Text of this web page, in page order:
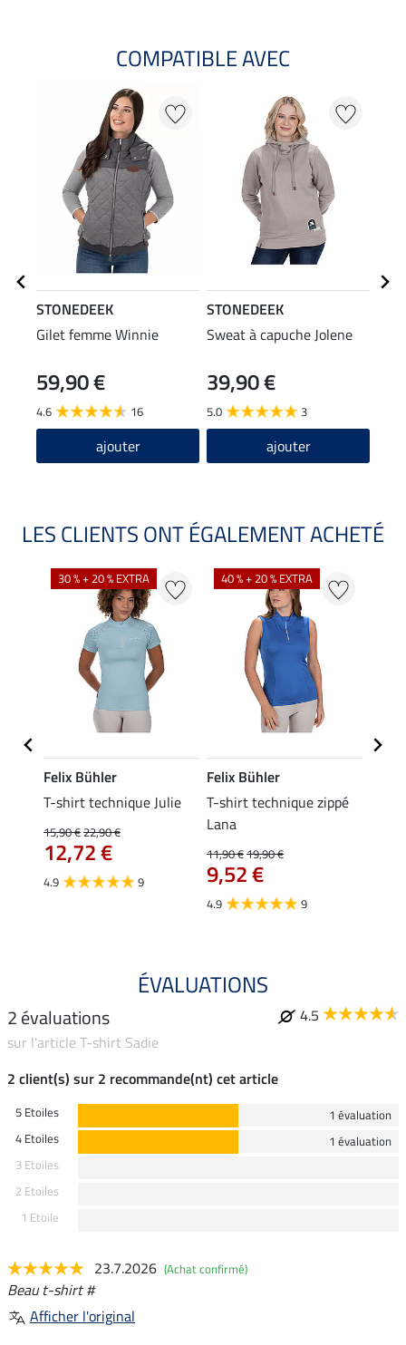
COMPATIBLE AVEC
STONEDEEK
Gilet femme Winnie
59,90 €
4.6 16
ajouter
STONEDEEK
Sweat à capuche Jolene
39,90 €
5.0 3
ajouter
LES CLIENTS ONT ÉGALEMENT ACHETÉ
30 % + 20 % EXTRA
Felix Bühler
T-shirt technique Julie
15,90 €22,90 €
12,72 €
4.9 9
40 % + 20 % EXTRA
Felix Bühler
T-shirt technique zippé
Lana
11,90 €19,90 €
9,52 €
4.9 9
ÉVALUATIONS
2 évaluations
4.5
sur l'article T-shirt Sadie
2 client(s) sur 2 recommande(nt) cet article
5 Etoiles
1 évaluation
4 Etoiles
1 évaluation
3 Etoiles
2 Etoiles
1 Etoile
23.7.2026 (Achat confirmé)
Beau t-shirt #
Afficher l'original